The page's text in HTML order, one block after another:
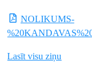
NOLIKUMS-
Lasīt visu ziņu